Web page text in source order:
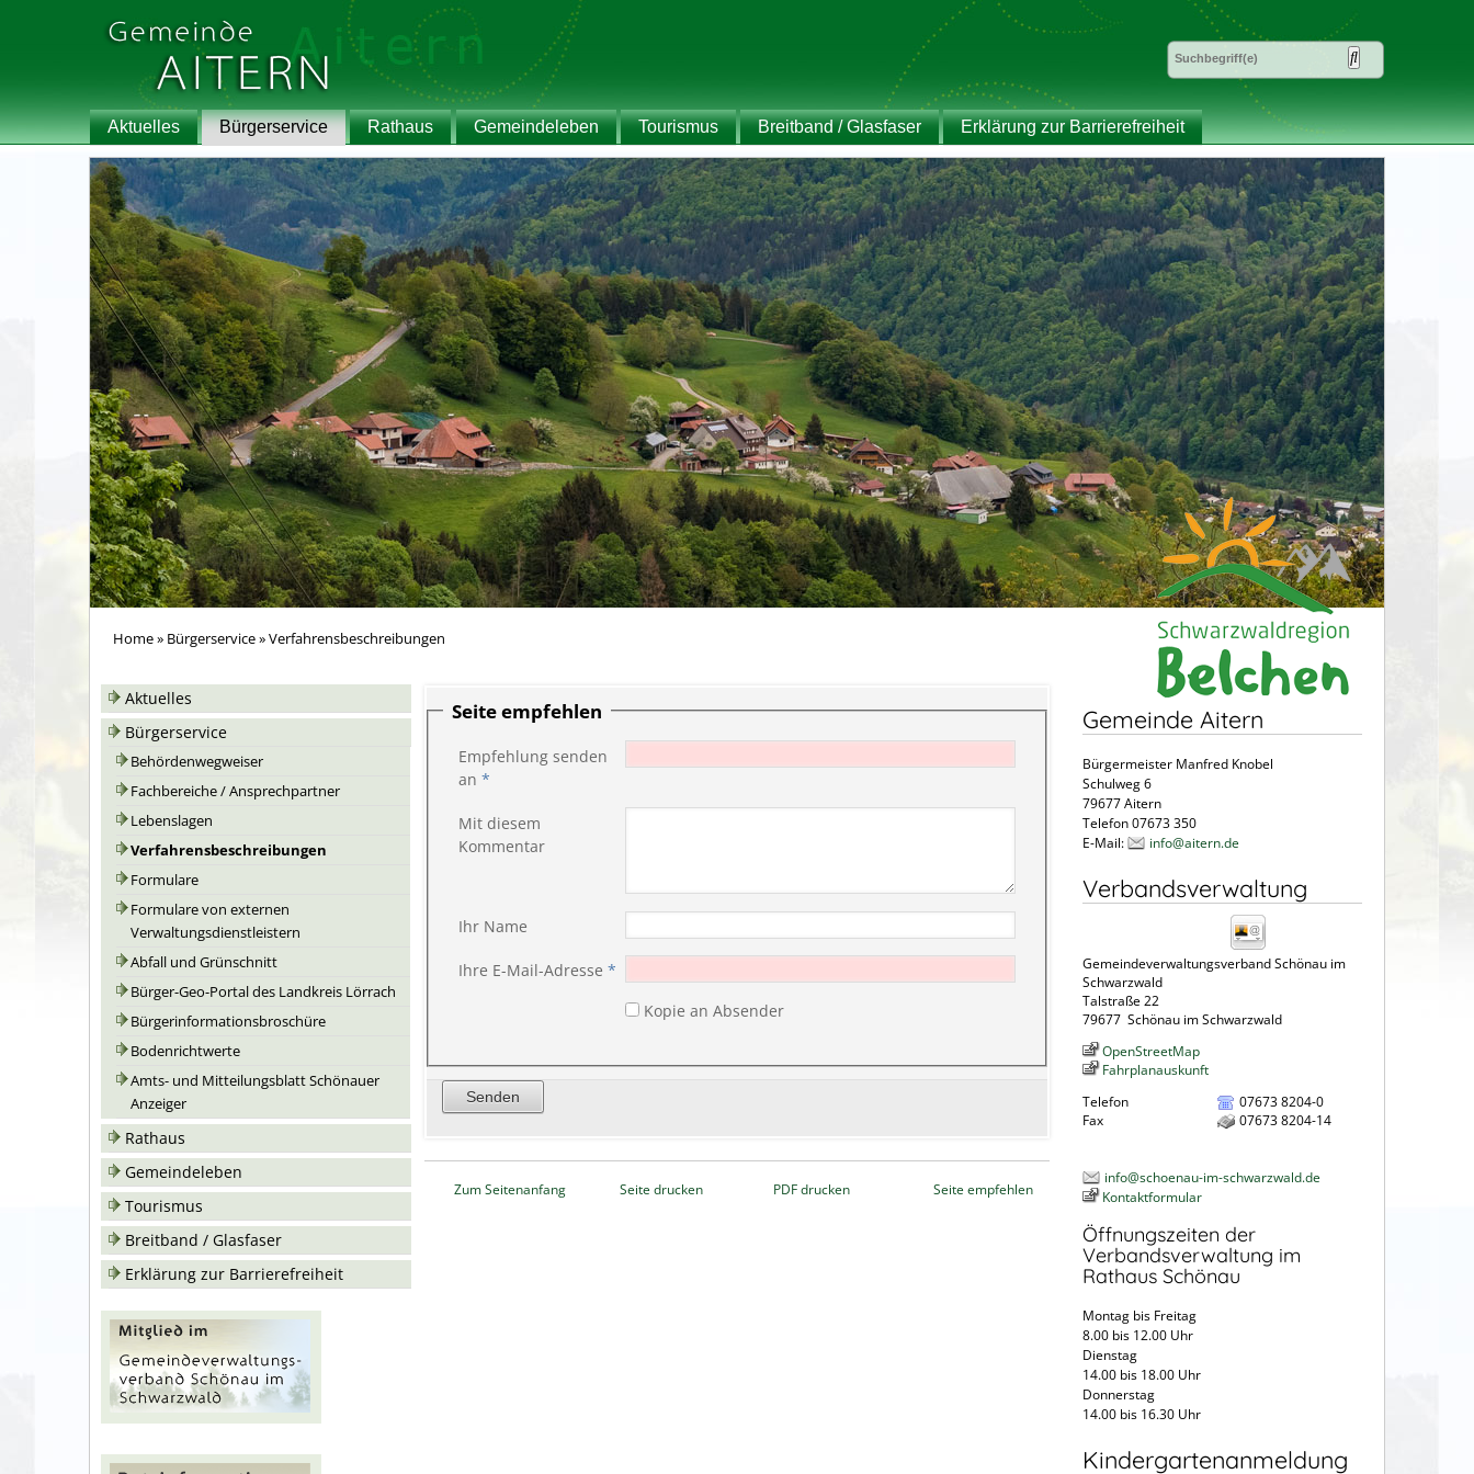
Aktuelles Bürgerservice Rathaus Gemeindeleben Tourismus Breitband / Glasfaser Erklärung zur Barrierefreiheit
Home» Bürgerservice»Verfahrensbeschreibungen
Aktuelles
Bürgerservice
Behördenwegweiser
Fachbereiche / Ansprechpartner
Lebenslagen
Verfahrensbeschreibungen
Formulare
Formulare von externen
Verwaltungsdienstleistern
Abfall und Grünschnitt
Bürger-Geo-Portal des Landkreis Lörrach
Bürgerinformationsbroschüre
Bodenrichtwerte
Amts- und Mitteilungsblatt Schönauer
Anzeiger
Rathaus
Gemeindeleben
Tourismus
Breitband / Glasfaser
Erklärung zur Barrierefreiheit
Seite empfehlen
Empfehlung senden
an *
Mit diesem
Kommentar
Ihr Name
Ihre E-Mail-Adresse *
Kopie an Absender
Zum Seitenanfang Seite drucken PDF drucken Seite empfehlen
Gemeinde Aitern
Bürgermeister Manfred Knobel
Schulweg 6
79677 Aitern
Telefon 07673 350
E-Mail:
info@aitern.de
Verbandsverwaltung
Gemeindeverwaltungsverband Schönau im
Schwarzwald
Talstraße 22
79677 Schönau im Schwarzwald
OpenStreetMap
Fahrplanauskunft
Telefon
07673 8204-0
Fax
07673 8204-14
info@schoenau-im-schwarzwald.de
Kontaktformular
Öffnungszeiten der
Verbandsverwaltung im
Rathaus Schönau
Montag bis Freitag
8.00 bis 12.00 Uhr
Dienstag
14.00 bis 18.00 Uhr
Donnerstag
14.00 bis 16.30 Uhr
Kindergartenanmeldung